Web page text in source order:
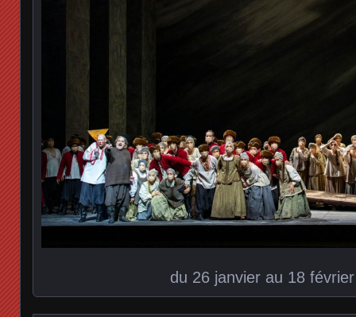
du 26 janvier au 18